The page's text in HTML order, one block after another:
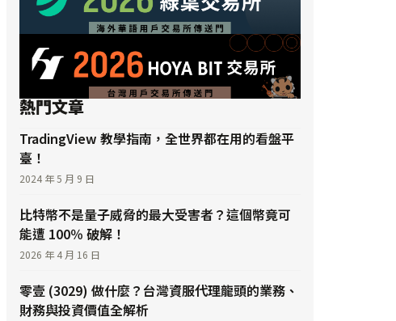
熱門文章
TradingView 教學指南，全世界都在用的看盤平
臺！
2024 年 5 月 9 日
比特幣不是量子威脅的最大受害者？這個幣竟可
能遭 100％ 破解！
2026 年 4 月 16 日
零壹 (3029) 做什麼？台灣資服代理龍頭的業務、
財務與投資價值全解析